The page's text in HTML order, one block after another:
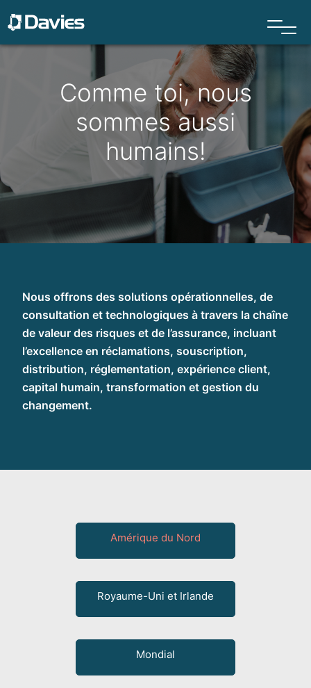
Comme toi, nous
sommes aussi
humains!
Nous offrons des solutions opérationnelles, de
consultation et technologiques à travers la chaîne
de valeur des risques et de l’assurance, incluant
l’excellence en réclamations, souscription,
distribution, réglementation, expérience client,
capital humain, transformation et gestion du
changement.
Amérique du Nord
Royaume-Uni et Irlande
Mondial